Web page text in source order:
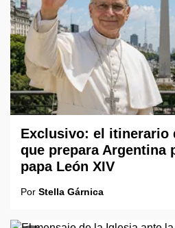
Exclusivo: el itinerario
que prepara Argentina
papa León XIV
Por Stella Gárnica